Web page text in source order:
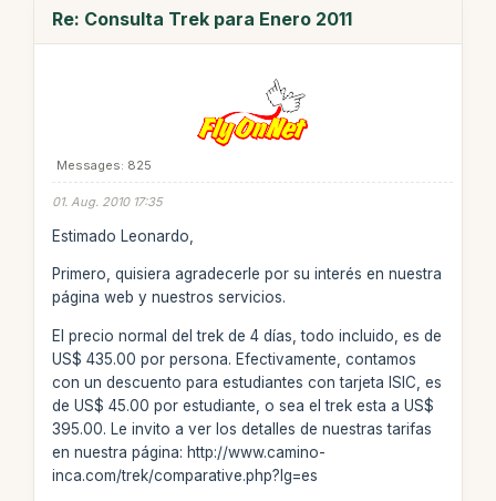
Re: Consulta Trek para Enero 2011
Messages: 825
01. Aug. 2010 17:35
Estimado Leonardo,
Primero, quisiera agradecerle por su interés en nuestra
página web y nuestros servicios.
El precio normal del trek de 4 días, todo incluido, es de
US$ 435.00 por persona. Efectivamente, contamos
con un descuento para estudiantes con tarjeta ISIC, es
de US$ 45.00 por estudiante, o sea el trek esta a US$
395.00. Le invito a ver los detalles de nuestras tarifas
en nuestra página: http://www.camino-
inca.com/trek/comparative.php?lg=es